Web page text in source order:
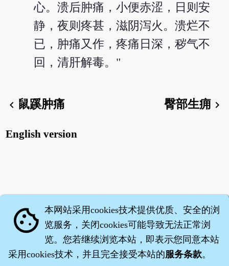
心。溃后肿痛，小便赤涩，日则安
静，夜则疼甚，滋阴泻火。溃烂不
已，肿痛又作，疼痛日深，秽气不
回，清肝解毒。"
chevron_left 鼠蹊肿痛 臀部生痈 chevron_right
English version
cookie 本网站采用cookies技术提供优质、安全的浏
览服务，关闭cookies可能导致无法正常浏
览。您若继续浏览本站，即表示您同意本站
采用cookies技术，并且完全接受本站的服务条款。